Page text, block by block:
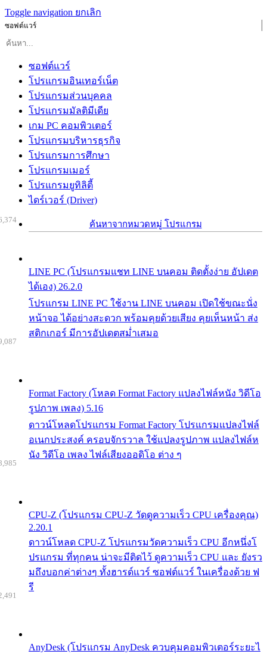
Toggle navigation ยกเลิก
ซอฟต์แวร์
ซอฟต์แวร์
โปรแกรมอินเทอร์เน็ต
โปรแกรมส่วนบุคคล
โปรแกรมมัลติมีเดีย
เกม PC คอมพิวเตอร์
โปรแกรมบริหารธุรกิจ
โปรแกรมการศึกษา
โปรแกรมเมอร์
โปรแกรมยูทิลิตี้
ไดร์เวอร์ (Driver)
ค้นหาจากหมวดหมู่ โปรแกรม
LINE PC (โปรแกรมแชท LINE บนคอม ติดตั้งง่าย อัปเดต
ได้เอง) 26.2.0
โปรแกรม LINE PC ใช้งาน LINE บนคอม เปิดใช้ขณะนั่ง
หน้าจอ ได้อย่างสะดวก พร้อมคุยด้วยเสียง คุยเห็นหน้า ส่ง
สติกเกอร์ มีการอัปเดตสม่ำเสมอ
Format Factory (โหลด Format Factory แปลงไฟล์หนัง วิดีโอ
รูปภาพ เพลง) 5.16
ดาวน์โหลดโปรแกรม Format Factory โปรแกรมแปลงไฟล์
อเนกประสงค์ ครอบจักรวาล ใช้แปลงรูปภาพ แปลงไฟล์ห
นัง วิดีโอ เพลง ไฟล์เสียงออดิโอ ต่าง ๆ
CPU-Z (โปรแกรม CPU-Z วัดดูความเร็ว CPU เครื่องคุณ)
2.20.1
ดาวน์โหลด CPU-Z โปรแกรมวัดความเร็ว CPU อีกหนึ่งโ
ปรแกรม ที่ทุกคน น่าจะมีติดไว้ ดูความเร็ว CPU และ ยังรว
มถึงบอกค่าต่างๆ ทั้งฮารด์แวร์ ซอฟต์แวร์ ในเครื่องด้วย ฟ
รี
AnyDesk (โปรแกรม AnyDesk ควบคุมคอมพิวเตอร์ระยะไ